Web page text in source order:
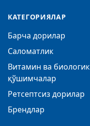
КАТЕГОРИЯЛАР
Барча дорилар
Саломатлик
Витамин ва биологик
қўшимчалар
Ретсептсиз дорилар
Брендлар